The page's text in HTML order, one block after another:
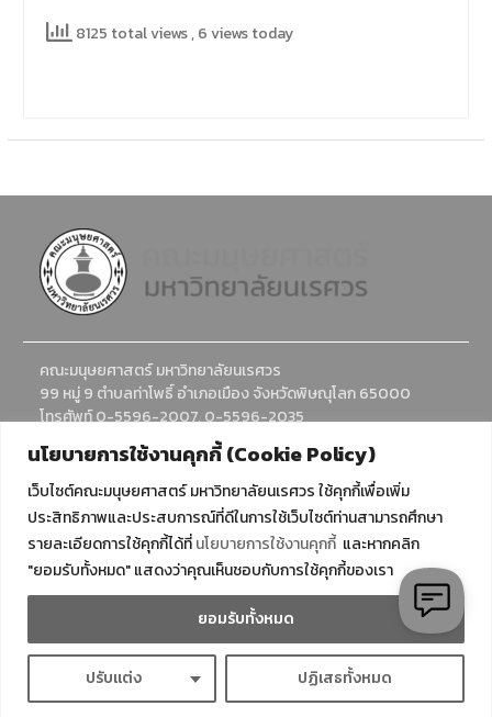
นโยบายการใช้งานคุกกี้ (Cookie Policy)
เว็บไซต์คณะมนุษยศาสตร์ มหาวิทยาลัยนเรศวร ใช้คุกกี้เพื่อเพิ่ม
ประสิทธิภาพและประสบการณ์ที่ดีในการใช้เว็บไซต์ท่านสามารถศึกษา
รายละเอียดการใช้คุกกี้ได้ที่นโยบายการใช้งานคุกกี้ และหากคลิก
"ยอมรับทั้งหมด" แสดงว่าคุณเห็นชอบกับการใช้คุกกี้ของเรา
ปรับแต่ง ปฏิเสธทั้งหมด
ยอมรับทั้งหมด
8125 total views, 6 views today
คณะมนุษยศาสตร์ มหาวิทยาลัยนเรศวร
99 หมู่ 9 ตำบลท่าโพธิ์ อำเภอเมือง จังหวัดพิษณุโลก 65000
โทรศัพท์ 0-5596-2007, 0-5596-2035
อีเมล : humanadmission@nu.ac.th
Copyright © All rights reserved. 2024 มหาวิทยาลัยนเรศวร
Naresuan University Powered by CITCOMS
WEN Themes
สีปกติ